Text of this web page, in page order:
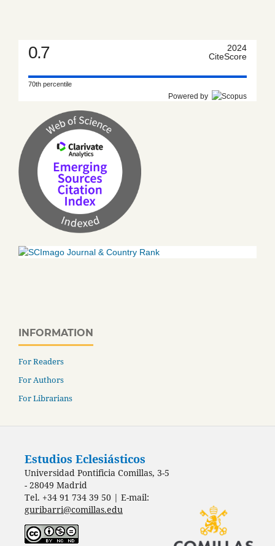
0.7
2024
CiteScore
70th percentile
Powered by
INFORMATION
For Readers
For Authors
For Librarians
Estudios Eclesiásticos
Universidad Pontificia Comillas, 3-5
- 28049 Madrid
Tel. +34 91 734 39 50 | E-mail:
guribarri@comillas.edu